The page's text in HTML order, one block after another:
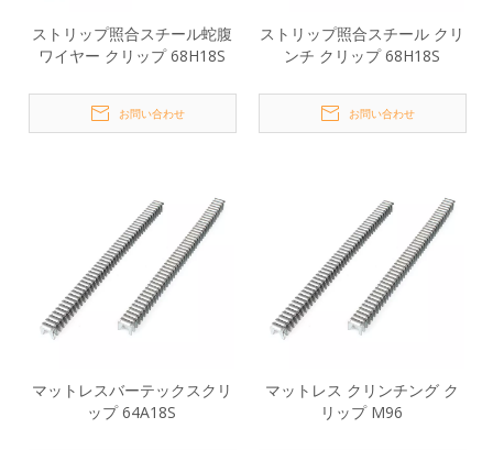
ストリップ照合スチール蛇腹
ワイヤー クリップ 68H18S
お問い合わせ
ストリップ照合スチール クリ
ンチ クリップ 68H18S
お問い合わせ
マットレスバーテックスクリ
ップ 64A18S
マットレス クリンチング ク
リップ M96